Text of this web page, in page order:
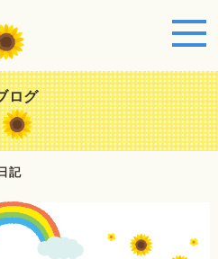
ログ
記